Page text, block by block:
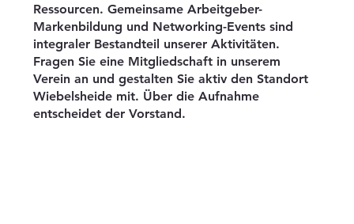
Besuch der Herdringer
Unternehmensgemeinschaft
Wiebelsheide e.V. bei der GLW Arnsberg
Ressourcen. Gemeinsame Arbeitgeber-
Markenbildung und Networking-Events sind
integraler Bestandteil unserer Aktivitäten.
Fragen Sie eine Mitgliedschaft in unserem
Verein an und gestalten Sie aktiv den Standort
Wiebelsheide mit. Über die Aufnahme
entscheidet der Vorstand.